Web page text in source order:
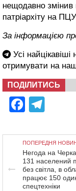
нещодавно змінив
патріархіту на
За інформацією
Усі
отримувати на
ПОДІЛИТИСЬ
ПОПЕРЕДНЯ
Негода на
131 населений
без світла, в
працює 150
спецтехніки